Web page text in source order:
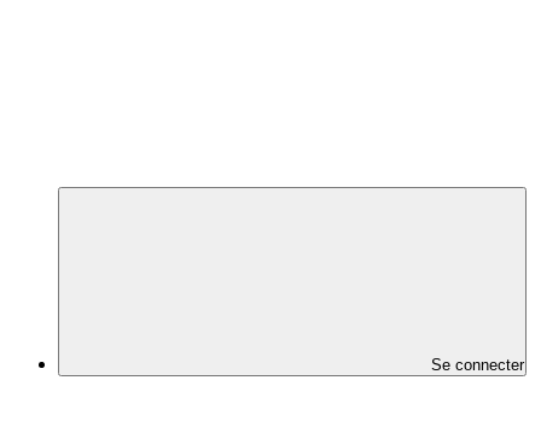
Se connecter